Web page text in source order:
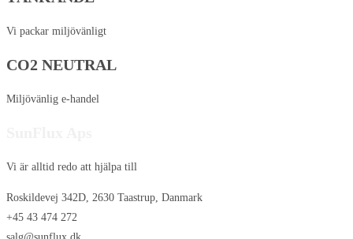
Vi packar miljövänligt
CO2 NEUTRAL
Miljövänlig e-handel
Vi är alltid redo att hjälpa till
Roskildevej 342D, 2630 Taastrup, Danmark
+45 43 474 272